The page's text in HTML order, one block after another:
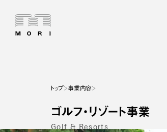
トップ 事業内容
ゴルフ・リゾート事業
Golf & Resorts